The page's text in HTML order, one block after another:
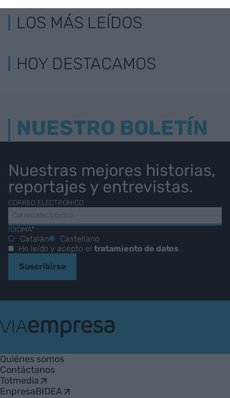
LOS MÁS LEÍDOS
HOY DESTACAMOS
NUESTRO BOLETÍN
Nuestras mejores historias,
reportajes y entrevistas.
CORREO ELECTRÓNICO
IDIOMA*
Catalán
Castellano
He leído y acepto el tratamiento de datos.
Suscribirse
Empresa
Quiénes somos
Contáctanos
Totmedia
EnpresaBIDEA